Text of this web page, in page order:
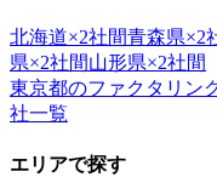
北海道×2社間青森県×2
県×2社間山形県×2社間
東京都のファクタリン
社一覧
エリアで探す